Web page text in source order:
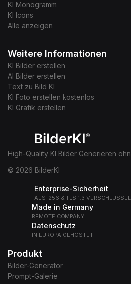
KI Monogramm
KI
Icons
Alle anzeigen
Weitere Informationen
KI Bilder erstellen
AI Bilder erstellen
Text zu Bild KI
KI Foto erstellen kostenlos
KI Grafik erstellen
BilderKI®
High-Quality KI Bilder Generieren
© 2026 BilderKI
Enterprise-Sicherheit
AES-256 & TLS 1.3
Made in Germany
REMOTE COMPANY
Datenschutz
IN EUROPA GEHOSTET
Produkt
Bilder-Generator
Prompt-Galerie